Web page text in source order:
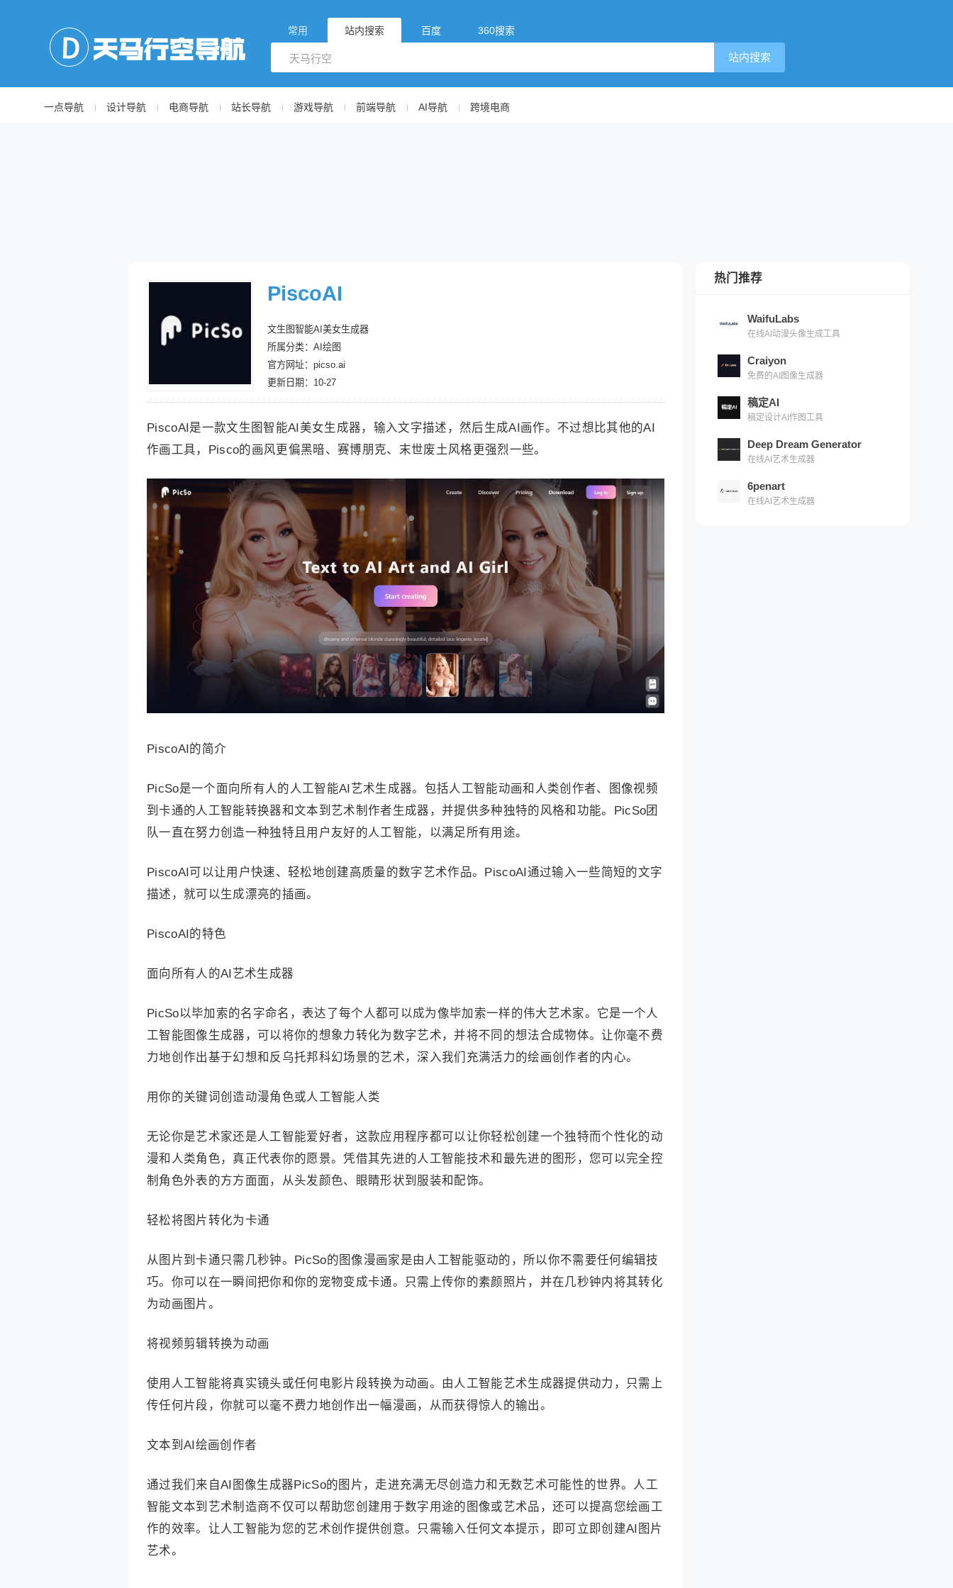
常用 站内搜索 百度 360搜索
站内搜索
一点导航 设计导航 电商导航 站长导航 游戏导航 前端导航 AI导航 跨境电商
PiscoAI
文生图智能AI美女生成器
所属分类：AI绘图
官方网址：picso.ai
更新日期：10-27
PiscoAI是一款文生图智能AI美女生成器，输入文字描述，然后生成AI画作。不过想比其他的AI
作画工具，Pisco的画风更偏黑暗、赛博朋克、末世废土风格更强烈一些。
PiscoAI的简介
PicSo是一个面向所有人的人工智能AI艺术生成器。包括人工智能动画和人类创作者、图像视频
到卡通的人工智能转换器和文本到艺术制作者生成器，并提供多种独特的风格和功能。PicSo团
队一直在努力创造一种独特且用户友好的人工智能，以满足所有用途。
PiscoAI可以让用户快速、轻松地创建高质量的数字艺术作品。PiscoAI通过输入一些简短的文字
描述，就可以生成漂亮的插画。
PiscoAI的特色
面向所有人的AI艺术生成器
PicSo以毕加索的名字命名，表达了每个人都可以成为像毕加索一样的伟大艺术家。它是一个人
工智能图像生成器，可以将你的想象力转化为数字艺术，并将不同的想法合成物体。让你毫不费
力地创作出基于幻想和反乌托邦科幻场景的艺术，深入我们充满活力的绘画创作者的内心。
用你的关键词创造动漫角色或人工智能人类
无论你是艺术家还是人工智能爱好者，这款应用程序都可以让你轻松创建一个独特而个性化的动
漫和人类角色，真正代表你的愿景。凭借其先进的人工智能技术和最先进的图形，您可以完全控
制角色外表的方方面面，从头发颜色、眼睛形状到服装和配饰。
轻松将图片转化为卡通
从图片到卡通只需几秒钟。PicSo的图像漫画家是由人工智能驱动的，所以你不需要任何编辑技
巧。你可以在一瞬间把你和你的宠物变成卡通。只需上传你的素颜照片，并在几秒钟内将其转化
为动画图片。
将视频剪辑转换为动画
使用人工智能将真实镜头或任何电影片段转换为动画。由人工智能艺术生成器提供动力，只需上
传任何片段，你就可以毫不费力地创作出一幅漫画，从而获得惊人的输出。
文本到AI绘画创作者
通过我们来自AI图像生成器PicSo的图片，走进充满无尽创造力和无数艺术可能性的世界。人工
智能文本到艺术制造商不仅可以帮助您创建用于数字用途的图像或艺术品，还可以提高您绘画工
作的效率。让人工智能为您的艺术创作提供创意。只需输入任何文本提示，即可立即创建AI图片
艺术。
热门推荐
WaifuLabs
在线AI动漫头像生成工具
Craiyon
免费的AI图像生成器
稿定AI
稿定设计AI作图工具
Deep Dream Generator
在线AI艺术生成器
6penart
在线AI艺术生成器